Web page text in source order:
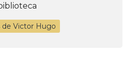
de Victor Hugo